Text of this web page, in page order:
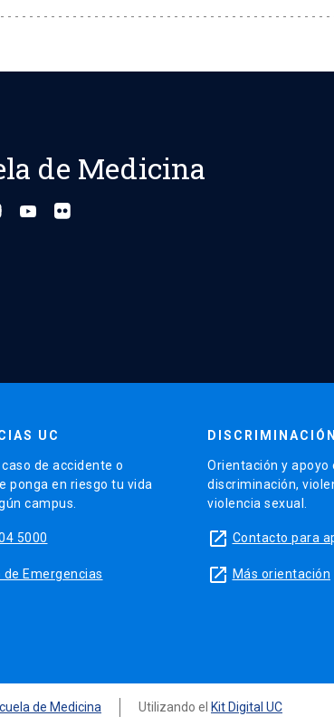
de Medicina
UC
de accidente o
ponga en riesgo tu vida
campus.
5000
de Emergencias
Orientación y apoyo
discriminación,
violencia sexual.
launch Contacto para
launch Más orientación
de Medicina Utilizando el Kit Digital UC